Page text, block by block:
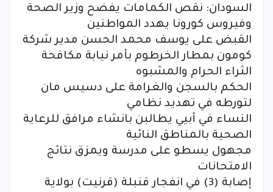
السودان: نقص الكمامات يفضح وزير الصحة
وفيروس كورونا يهدد المواطنين
القبض على يوسف محمد الحسن مدير شركة
كومون بمطار الخرطوم بأمر نيابة مكافحة
الثراء الحرام والمشبوه
الحكم بالسجن والغرامة على دسيس مان
لتورطه في تهديد نظامي
النساء في أبيي يطالبن بانشاء مرافق للرعاية
الصحية بالمناطق النائية
مجهول يسطو على مدرسة ويمزق نتائج
الامتحانات
إصابة (3) في انفجار قنبلة (قرنيت) بولاية